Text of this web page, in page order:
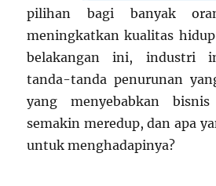
pilihan bagi banyak
meningkatkan kualitas
belakangan ini, industri
tanda-tanda penurunan
yang menyebabkan
semakin meredup, dan apa
untuk menghadapinya?